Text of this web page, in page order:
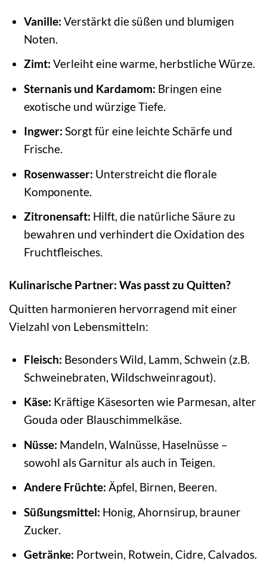
Vanille: Verstärkt die süßen und blumigen
Noten.
Zimt: Verleiht eine warme, herbstliche Würze.
Sternanis und Kardamom: Bringen eine
exotische und würzige Tiefe.
Ingwer: Sorgt für eine leichte Schärfe und
Frische.
Rosenwasser: Unterstreicht die florale
Komponente.
Zitronensaft: Hilft, die natürliche Säure zu
bewahren und verhindert die Oxidation des
Fruchtfleisches.
Kulinarische Partner: Was passt zu Quitten?
Quitten harmonieren hervorragend mit einer
Vielzahl von Lebensmitteln:
Fleisch: Besonders Wild, Lamm, Schwein (z.B.
Schweinebraten, Wildschweinragout).
Käse: Kräftige Käsesorten wie Parmesan, alter
Gouda oder Blauschimmelkäse.
Nüsse: Mandeln, Walnüsse, Haselnüsse –
sowohl als Garnitur als auch in Teigen.
Andere Früchte: Äpfel, Birnen, Beeren.
Süßungsmittel: Honig, Ahornsirup, brauner
Zucker.
Getränke: Portwein, Rotwein, Cidre, Calvados.